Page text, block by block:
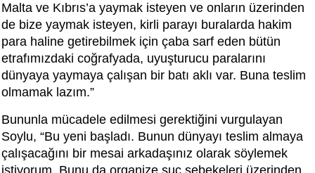
Malta ve Kıbrıs’a yaymak isteyen ve onların üzerinden
de bize yaymak isteyen, kirli parayı buralarda hakim
para haline getirebilmek için çaba sarf eden bütün
etrafımızdaki coğrafyada, uyuşturucu paralarını
dünyaya yaymaya çalışan bir batı aklı var. Buna teslim
olmamak lazım.”
Bununla mücadele edilmesi gerektiğini vurgulayan
Soylu, “Bu yeni başladı. Bunun dünyayı teslim almaya
çalışacağını bir mesai arkadaşınız olarak söylemek